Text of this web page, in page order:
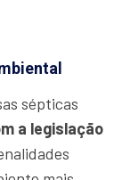
sépticas
a legislação